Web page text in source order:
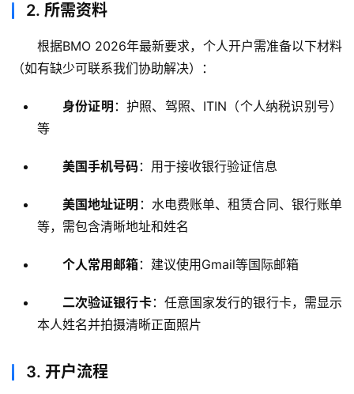
2. 所需资料
根据BMO 2026年最新要求，个人开户需准备以下材料
（如有缺少可联系我们协助解决）：
身份证明 ：护照、驾照、ITIN（个人纳税识别号）
等
美国手机号码：用于接收银行验证信息
美国地址证明 ：水电费账单、租赁合同、银行账单
等，需包含清晰地址和姓名
个人常用邮箱：建议使用Gmail等国际邮箱
二次验证银行卡：任意国家发行的银行卡，需显示
本人姓名并拍摄清晰正面照片
3. 开户流程